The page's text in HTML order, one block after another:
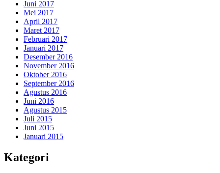
Juni 2017
Mei 2017
April 2017
Maret 2017
Februari 2017
Januari 2017
Desember 2016
November 2016
Oktober 2016
September 2016
Agustus 2016
Juni 2016
Agustus 2015
Juli 2015
Juni 2015
Januari 2015
Kategori